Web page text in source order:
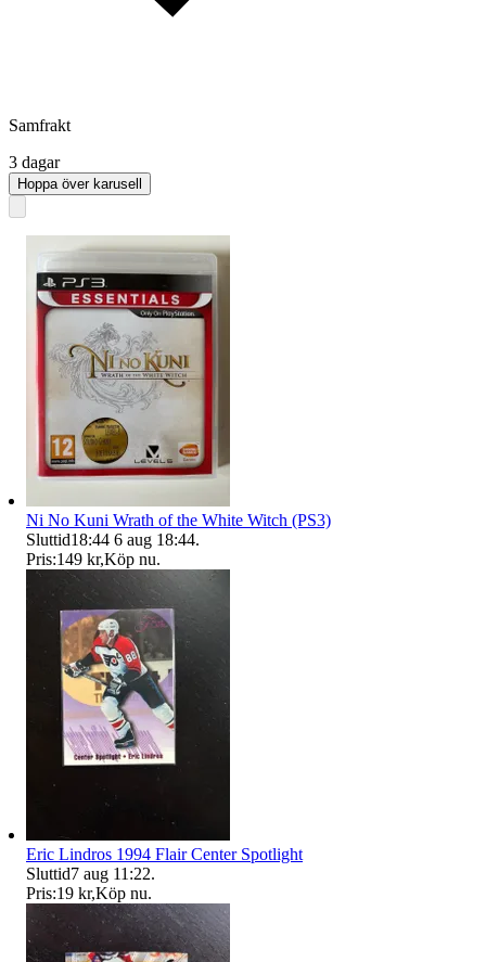
Samfrakt
3 dagar
Hoppa över karusell
Ni No Kuni Wrath of the White Witch (PS3)
Sluttid18:44 6 aug 18:44.
Pris:149 kr,Köp nu.
Eric Lindros 1994 Flair Center Spotlight
Sluttid7 aug 11:22.
Pris:19 kr,Köp nu.